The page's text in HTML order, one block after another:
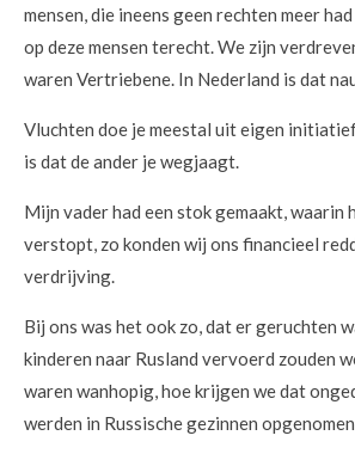
mensen, die ineens geen rechten meer
op deze mensen terecht. We zijn
waren Vertriebene. In Nederland is dat
Vluchten doe je meestal uit eigen
is dat de ander je wegjaagt.
Mijn vader had een stok gemaakt, waarin
verstopt, zo konden wij ons financieel
verdrijving.
Bij ons was het ook zo, dat er geruchten
kinderen naar Rusland vervoerd zouden
waren wanhopig, hoe krijgen we dat
werden in Russische gezinnen